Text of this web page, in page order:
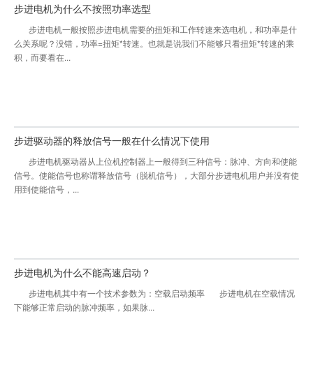
步进电机为什么不按照功率选型
步进电机一般按照步进电机需要的扭矩和工作转速来选电机，和功率是什
么关系呢？没错，功率=扭矩*转速。也就是说我们不能够只看扭矩*转速的乘
积，而要看在...
步进驱动器的释放信号一般在什么情况下使用
步进电机驱动器从上位机控制器上一般得到三种信号：脉冲、方向和使能
信号。使能信号也称谓释放信号（脱机信号），大部分步进电机用户并没有使
用到使能信号，...
步进电机为什么不能高速启动？
步进电机其中有一个技术参数为：空载启动频率 步进电机在空载情况
下能够正常启动的脉冲频率，如果脉...